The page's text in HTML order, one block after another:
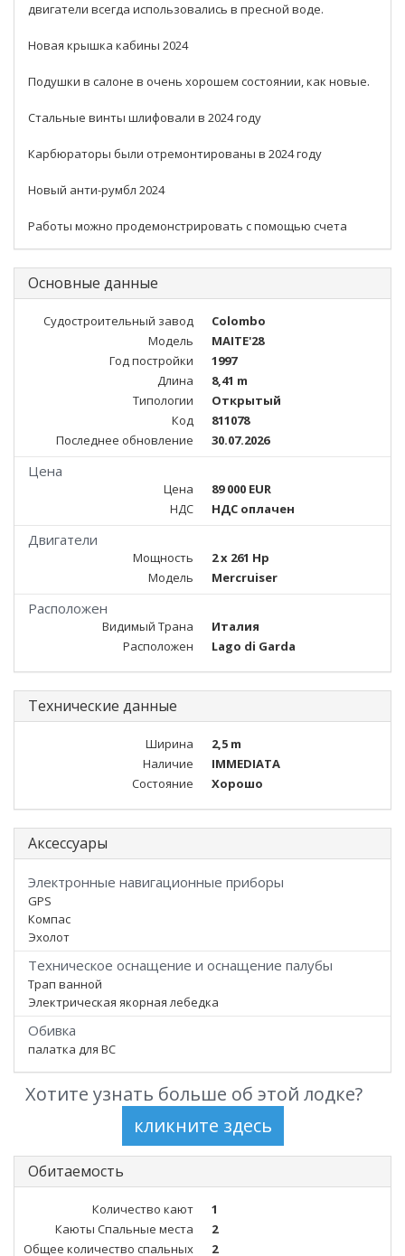
двигатели всегда использовались в пресной воде.
Новая крышка кабины 2024
Подушки в салоне в очень хорошем состоянии, как новые.
Стальные винты шлифовали в 2024 году
Карбюраторы были отремонтированы в 2024 году
Новый анти-румбл 2024
Работы можно продемонстрировать с помощью счета
Основные данные
Судостроительный завод
Colombo
Модель
MAITE'28
Год постройки
1997
Длина
8,41 m
Типологии
Открытый
Код
811078
Последнее обновление
30.07.2026
Цена
Цена
89 000 EUR
НДС
НДС оплачен
Двигатели
Мощность
2 x 261 Hp
Модель
Mercruiser
Расположен
Видимый Трана
Италия
Расположен
Lago di Garda
Технические данные
Ширина
2,5 m
Наличие
IMMEDIATA
Состояние
Хорошо
Аксессуары
Электронные навигационные приборы
GPS
Компас
Эхолот
Техническое оснащение и оснащение палубы
Трап ванной
Электрическая якорная лебедка
Обивка
палатка для ВС
Хотите узнать больше об этой лодке?
Обитаемость
Количество кают
1
Каюты Спальные места
2
Общее количество спальных
2